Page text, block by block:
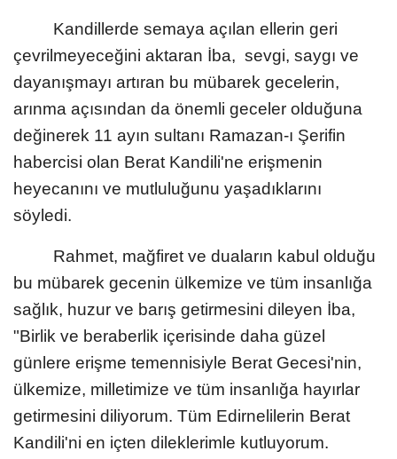
Kandillerde semaya açılan ellerin geri
çevrilmeyeceğini aktaran İba, sevgi, saygı ve
dayanışmayı artıran bu mübarek gecelerin,
arınma açısından da önemli geceler olduğuna
değinerek 11 ayın sultanı Ramazan-ı Şerifin
habercisi olan Berat Kandili'ne erişmenin
heyecanını ve mutluluğunu yaşadıklarını
söyledi.
Rahmet, mağfiret ve duaların kabul olduğu
bu mübarek gecenin ülkemize ve tüm insanlığa
sağlık, huzur ve barış getirmesini dileyen İba,
"Birlik ve beraberlik içerisinde daha güzel
günlere erişme temennisiyle Berat Gecesi'nin,
ülkemize, milletimize ve tüm insanlığa hayırlar
getirmesini diliyorum. Tüm Edirnelilerin Berat
Kandili'ni en içten dileklerimle kutluyorum.